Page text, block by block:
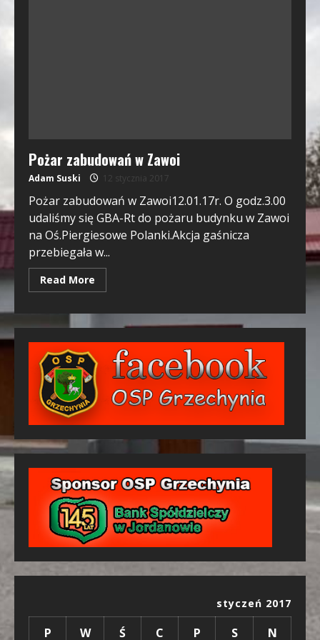
Pożar zabudowań w Zawoi
Adam Suski 12 stycznia 2017
Pożar zabudowań w Zawoi12.01.17r. O godz.3.00
udaliśmy się GBA-Rt do pożaru budynku w Zawoi
na Oś.Piergiesowe Polanki.Akcja gaśnicza
przebiegała w...
Read More
styczeń 2017
P W Ś C P S N